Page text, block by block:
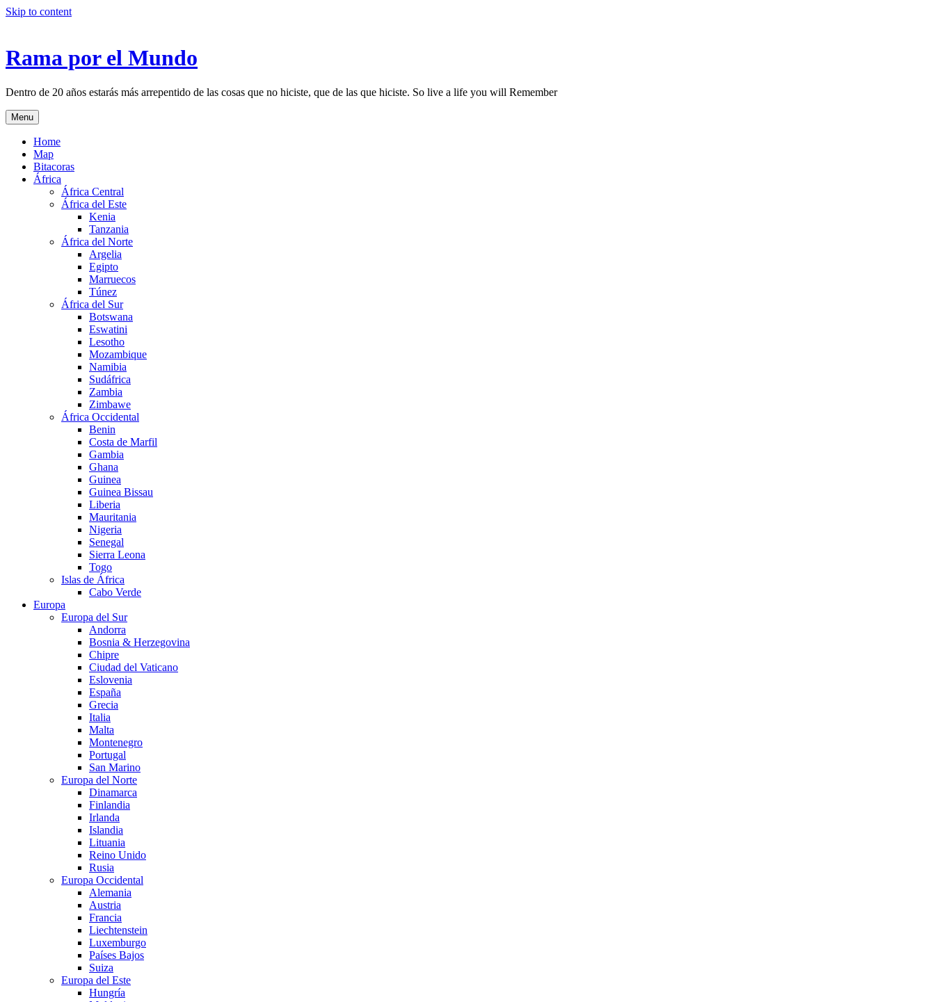
Skip to content
Rama por el Mundo
Dentro de 20 años estarás más arrepentido de las cosas que no hiciste, que de las que hiciste. So live a life you will Remember
Menu
Home
Map
Bitacoras
África
África Central
África del Este
Kenia
Tanzania
África del Norte
Argelia
Egipto
Marruecos
Túnez
África del Sur
Botswana
Eswatini
Lesotho
Mozambique
Namibia
Sudáfrica
Zambia
Zimbawe
África Occidental
Benin
Costa de Marfil
Gambia
Ghana
Guinea
Guinea Bissau
Liberia
Mauritania
Nigeria
Senegal
Sierra Leona
Togo
Islas de África
Cabo Verde
Europa
Europa del Sur
Andorra
Bosnia & Herzegovina
Chipre
Ciudad del Vaticano
Eslovenia
España
Grecia
Italia
Malta
Montenegro
Portugal
San Marino
Europa del Norte
Dinamarca
Finlandia
Irlanda
Islandia
Lituania
Reino Unido
Rusia
Europa Occidental
Alemania
Austria
Francia
Liechtenstein
Luxemburgo
Países Bajos
Suiza
Europa del Este
Hungría